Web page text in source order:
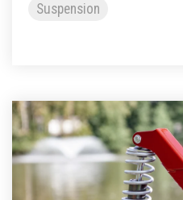
Suspension